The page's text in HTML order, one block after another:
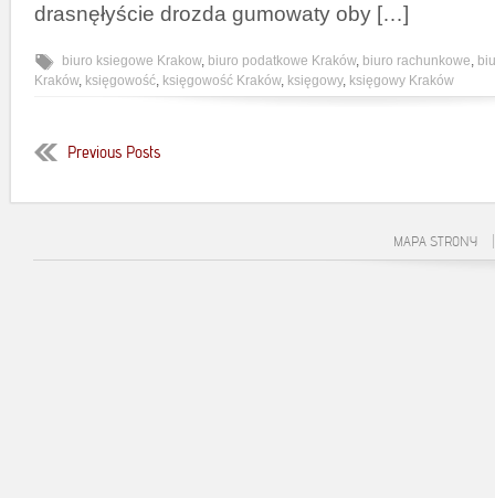
drasnęłyście drozda gumowaty oby […]
biuro ksiegowe Krakow, biuro podatkowe Kraków, biuro rachunkowe,
Kraków, księgowość, księgowość Kraków, księgowy, księgowy Kraków
Previous Posts
MAPA STRONY